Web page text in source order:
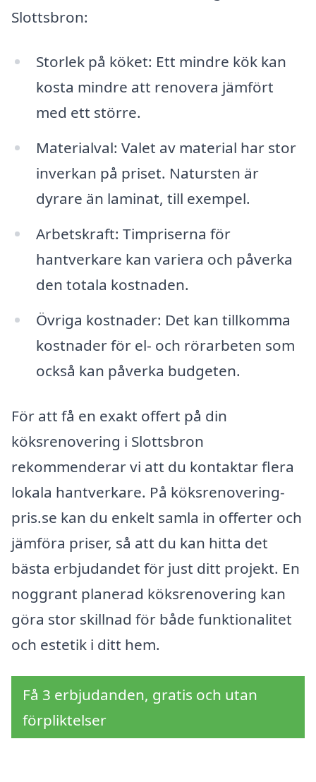
Slottsbron:
Storlek på köket: Ett mindre kök kan
kosta mindre att renovera jämfört
med ett större.
Materialval: Valet av material har stor
inverkan på priset. Natursten är
dyrare än laminat, till exempel.
Arbetskraft: Timpriserna för
hantverkare kan variera och påverka
den totala kostnaden.
Övriga kostnader: Det kan tillkomma
kostnader för el- och rörarbeten som
också kan påverka budgeten.
För att få en exakt offert på din
köksrenovering i Slottsbron
rekommenderar vi att du kontaktar flera
lokala hantverkare. På köksrenovering-
pris.se kan du enkelt samla in offerter och
jämföra priser, så att du kan hitta det
bästa erbjudandet för just ditt projekt. En
noggrant planerad köksrenovering kan
göra stor skillnad för både funktionalitet
och estetik i ditt hem.
Få 3 erbjudanden, gratis och utan
förpliktelser